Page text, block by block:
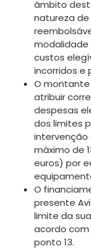
âmbito
natureza
modalidade
custos
incorridos e
O
atribuir
despesas
dos limites
intervenção
máximo de
euros) por
O
presente
limite da
acordo
ponto 13.